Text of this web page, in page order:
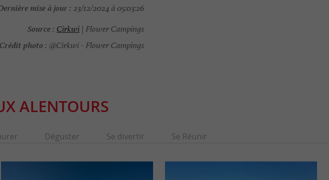
mise à jour : 23/12/2024 à 05:03:26
Source : Cirkwi| Flower Campings
Crédit photo : @Cirkwi - Flower Campings
ALENTOURS
Déguster Se divertir Se Réunir